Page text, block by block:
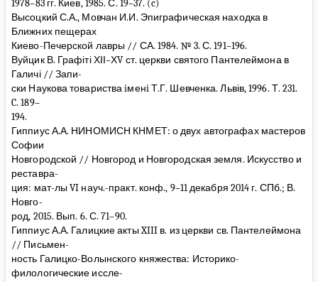
1978–83 гг. Киев, 1985. С. 19–37. (c)
Высоцкий С.А., Мовчан И.И. Эпиграфическая находка в
Ближних пещерах
Киево-Печерской лавры // СА. 1984. № 3. С. 191–196.
Вуйцик В. Графіті ХІІ–ХV ст. церкви святого Пантелеймона в
Галичі // Запи-
ски Наукова товариства iменi Т.Г. Шевченка. Львів, 1996. Т. 231.
C. 189–
194.
Гиппиус А.А. НИНОМИСН КНМЕТ: о двух автографах мастеров
Софии
Новгородской // Новгород и Новгородская земля. Искусство и
реставра-
ция: мат-лы VI науч.-практ. конф., 9–11 декабря 2014 г. СПб.; В.
Новго-
род, 2015. Вып. 6. С. 71–90.
Гиппиус А.А. Галицкие акты XIII в. из церкви св. Пантелеймона
// Письмен-
ность Галицко-Волынского княжества: Историко-
филологические иссле-